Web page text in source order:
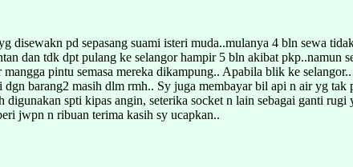
disewakn pd sepasang suami isteri muda..mulanya 4 bln sewa
dan tdk dpt pulang ke selangor hampir 5 bln akibat pkp..namun
pintu semasa mereka dikampung.. Apabila blik ke
barang2 masih dlm rmh.. Sy juga membayar bil api n air yg
spti kipas angin, seterika socket n lain sebagai ganti
jwpn n ribuan terima kasih sy ucapkan..